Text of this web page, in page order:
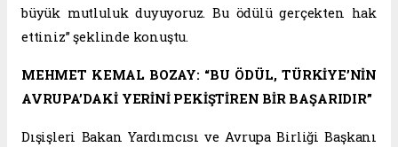
büyük mutluluk duyuyoruz. Bu ödülü gerçekten hak
ettiniz” şeklinde konuştu.
MEHMET KEMAL BOZAY: “BU ÖDÜL, TÜRKİYE’NİN
AVRUPA’DAKİ YERİNİ PEKİŞTİREN BİR BAŞARIDIR”
Dışişleri Bakan Yardımcısı ve Avrupa Birliği Başkanı